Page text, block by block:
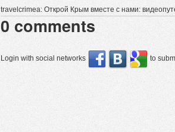
travelcrimea: Открой Крым вместе с нами:
0 comments
Login with social networks to